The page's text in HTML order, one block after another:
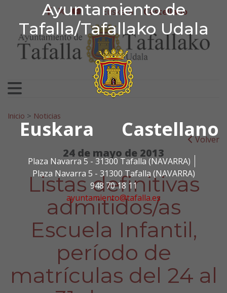
Ayuntamiento de
Tafalla/Tafallako Udala
Euskara Castellano
Plaza Navarra 5 - 31300 Tafalla (NAVARRA)
Plaza Navarra 5 - 31300 Tafalla (NAVARRA)
948 70 18 11
ayuntamiento@tafalla.es
Ir al contenido
Ayuntamiento de
facebook
twitter
youtube
Euskera Castellano
Search for:
Inicio > Noticias
Volver
24 de mayo de 2013
Listas definitivas
admitidos/as
Escuela Infantil,
período de
matrículas del 24 al